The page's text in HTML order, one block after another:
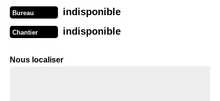
Bureau indisponible
Chantier indisponible
Nous localiser